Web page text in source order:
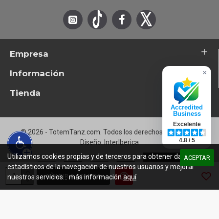
AÑADIR A COMPRA
The Danger Zone
20 God Bless America Again (New Recording)
Empresa
Información
Tienda
© 2026 - TotemTanz.com. Todos los derechos reservados
Diseño: InterIberica
ACEPTAR
Utilizamos cookies propias y de terceros para obtener datos
estadísticos de la navegación de nuestros usuarios y mejorar
nuestros servicios... más informaciónaquí
×
Accredited
Business
Excelente
4.8 / 5